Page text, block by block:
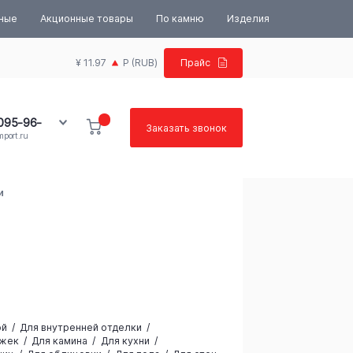
¥ 11.97 Р (RUB) Прайс
96- Заказать звонок
Акционные товары По камню Изделия
Для внутренней отделки
Для камина
Для кухни